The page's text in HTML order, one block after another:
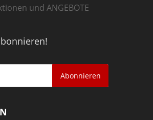
und ANGEBOTE
Abonnieren